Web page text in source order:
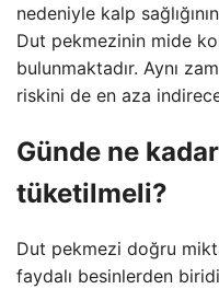
nedeniyle kalp
Dut pekmezinin mide
bulunmaktadır. Aynı
riskini de en aza
Günde ne
tüketilmeli?
Dut pekmezi doğru
faydalı besinlerden